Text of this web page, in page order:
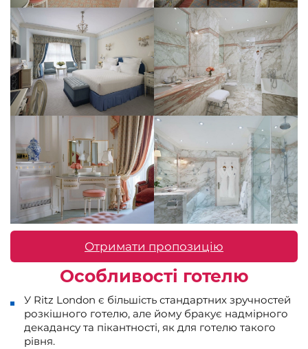
Отримати пропозицію
Особливості готелю
У Ritz London є більшість стандартних зручностей
розкішного готелю, але йому бракує надмірного
декадансу та пікантності, як для готелю такого
рівня.